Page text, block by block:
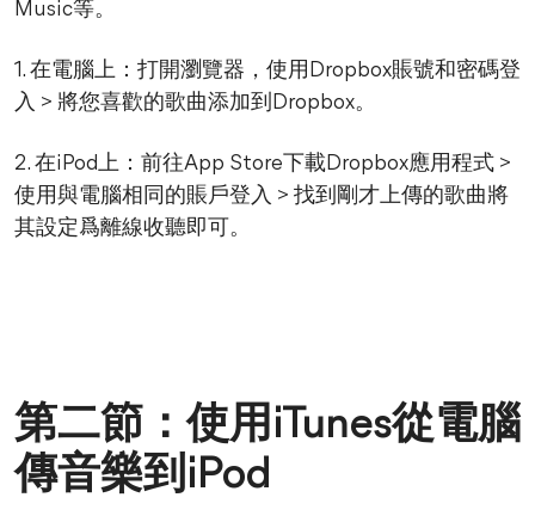
Music等。
1. 在電腦上：打開瀏覽器，使用Dropbox賬號和密碼登
入 > 將您喜歡的歌曲添加到Dropbox。
2. 在iPod上：前往App Store下載Dropbox應用程式 >
使用與電腦相同的賬戶登入 > 找到剛才上傳的歌曲將
其設定爲離線收聽即可。
第二節：使用iTunes從電腦
傳音樂到iPod